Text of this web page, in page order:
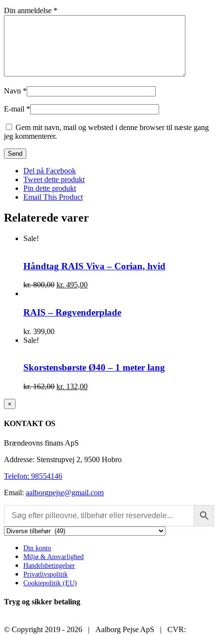
Din anmeldelse *
Navn *
E-mail *
Gem mit navn, mail og websted i denne browser til næste gang
jeg kommenterer.
Del på Facebook
Tweet dette produkt
Pin dette produkt
Email This Product
Relaterede varer
Sale!
Håndtag RAIS Viva – Corian, hvid
kr.800,00 Den
var:
kr. 800,00.
kr. 495,00Den
er:
kr. 495,00.
RAIS – Røgvenderplade
kr. 399,00
Sale!
Skorstensbørste Ø40 – 1 meter lang
kr.162,00 Den
kr. 132,00Den
Close
product
view
×
KONTAKT OS
Brændeovns finans ApS
Addresse: Stenstrupvej 2, 9500 Hobro
Telefon: 98554146
Email: aalborgpejse@gmail.com
Din konto
Miljø & Ansvarlighed
Handelsbetingelser
Privatlivspolitik
Cookiepolitik (EU)
Tryg og sikker betaling
© Copyright 2019 - 2026 | Aalborg Pejse ApS | CVR: